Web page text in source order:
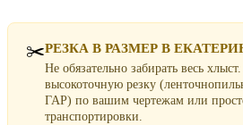
✂️РЕЗКА В РАЗМЕР В
Не обязательно забирать весь
высокоточную резку
ГАР) по вашим чертежам или
транспортировки.